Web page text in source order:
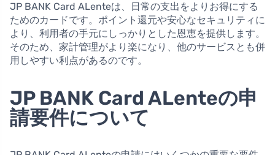
JP BANK Card ALenteは、日常の支出をよりお得にする
ためのカードです。ポイント還元や安心なセキュリティに
より、利用者の手元にしっかりとした恩恵を提供します。
そのため、家計管理がより楽になり、他のサービスとも併
用しやすい利点があるのです。
JP BANK Card ALenteの申
請要件について